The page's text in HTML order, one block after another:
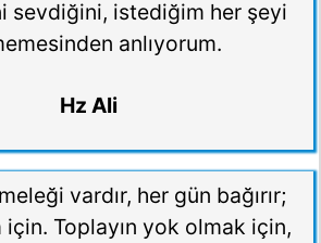
sevdiğini, istediğim her şeyi
anlıyorum.
Hz Ali
vardır, her gün bağırır;
Toplayın yok olmak için,